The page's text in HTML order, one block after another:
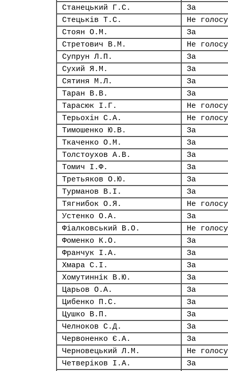
Станецький Г.С.
За
Стецьків Т.С.
Не
Стоян О.М.
За
Стретович В.М.
Не
Супрун Л.П.
За
Сухий Я.М.
За
Сятиня М.Л.
За
Таран В.В.
За
Тарасюк І.Г.
Не
Терьохін С.А.
Не
Тимошенко Ю.В.
За
Ткаченко О.М.
За
Толстоухов А.В.
За
Томич І.Ф.
За
Третьяков О.Ю.
За
Турманов В.І.
За
Тягнибок О.Я.
Не
Устенко О.А.
За
Фіалковський В.О.
Не
Фоменко К.О.
За
Франчук І.А.
За
Хмара С.І.
За
Хомутиннік В.Ю.
За
Царьов О.А.
За
Цибенко П.С.
За
Цушко В.П.
За
Челноков С.Д.
За
Червоненко Є.А.
За
Черновецький Л.М.
Не
Четверіков І.А.
За